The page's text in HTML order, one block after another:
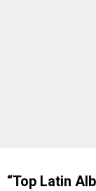
“Top Latin